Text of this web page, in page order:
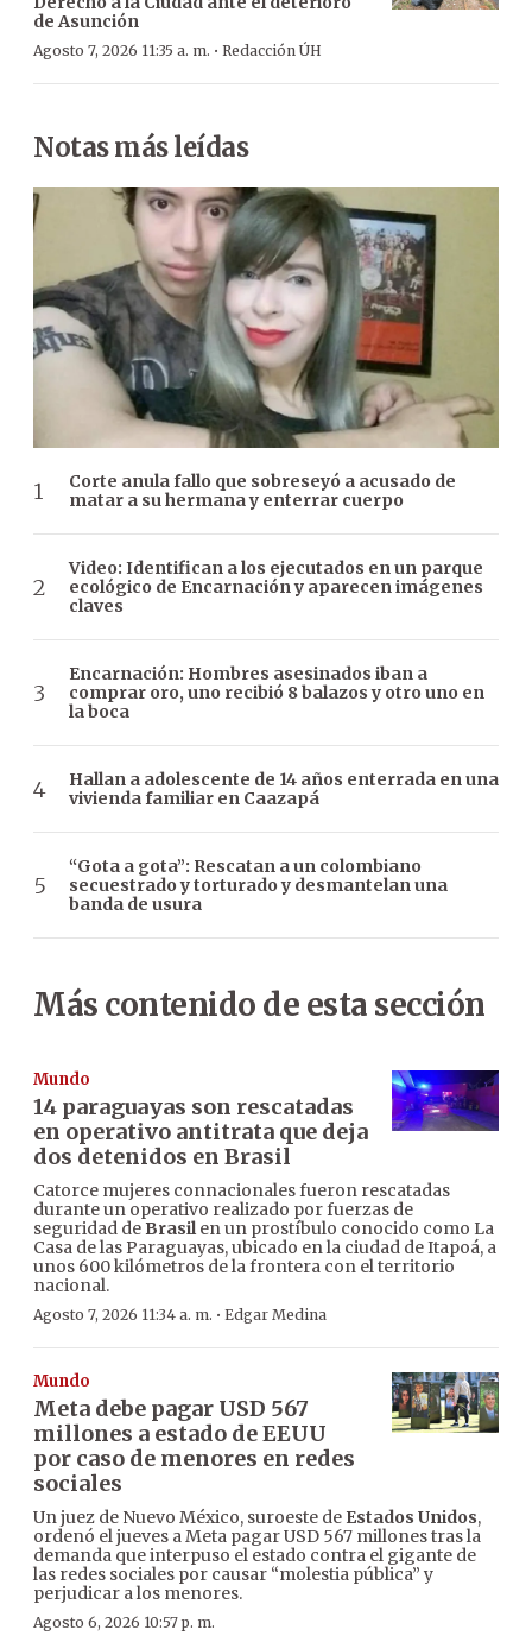
de Asunción
Agosto 7, 2026 11:35 a. m. · Redacción ÚH
Notas más leídas
Corte anula fallo que sobreseyó a acusado de
matar a su hermana y enterrar cuerpo
Video: Identifican a los ejecutados en un parque
ecológico de Encarnación y aparecen imágenes
claves
Encarnación: Hombres asesinados iban a
comprar oro, uno recibió 8 balazos y otro uno en
la boca
Hallan a adolescente de 14 años enterrada en una
vivienda familiar en Caazapá
“Gota a gota”: Rescatan a un colombiano
secuestrado y torturado y desmantelan una
banda de usura
Más contenido de esta sección
Mundo
14 paraguayas son rescatadas
en operativo antitrata que deja
dos detenidos en Brasil
Catorce mujeres connacionales fueron rescatadas
durante un operativo realizado por fuerzas de
seguridad de Brasilen un prostíbulo conocido como La
Casa de las Paraguayas, ubicado en la ciudad de Itapoá, a
unos 600 kilómetros de la frontera con el territorio
nacional.
Agosto 7, 2026 11:34 a. m. · Edgar Medina
Mundo
Meta debe pagar USD 567
millones a estado de EEUU
por caso de menores en redes
sociales
Un juez de Nuevo México, suroeste de Estados Unidos,
ordenó el jueves a Meta pagar USD 567 millones tras la
demanda que interpuso el estado contra el gigante de
las redes sociales por causar “molestia pública” y
perjudicar a los menores.
Agosto 6, 2026 10:57 p. m.